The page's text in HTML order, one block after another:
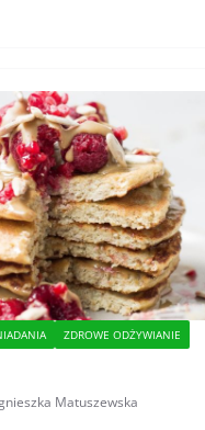
ZDROWE ODŻYWIANIE
Matuszewska